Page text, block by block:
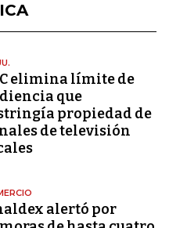
elimina límite de
que
propiedad de
de televisión
alertó por